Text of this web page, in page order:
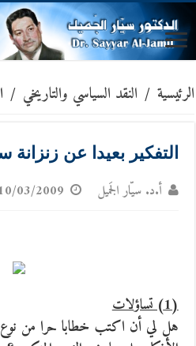
الرئيسية / النقد السياسي والتاريخي /
التفكير بعيدا عن زنزانة
أ.د. سيّار الجَميل 03/2009
(1) تساؤلات
هل لي أن اكتب خطابا حرا من